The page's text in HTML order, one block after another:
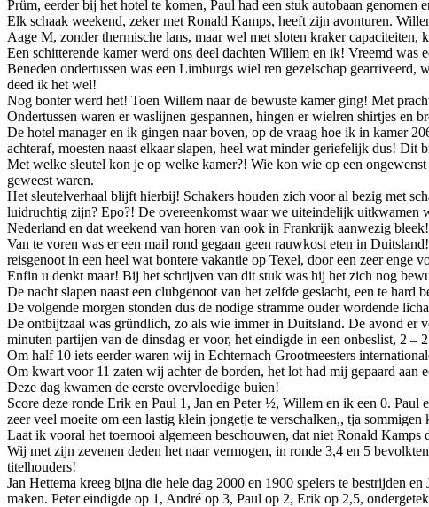
Prüm, eerder bij het hotel te komen, Paul had een stuk autobaan
Elk schaak weekend, zeker met Ronald Kamps, heeft zijn avonturen.
Aage M, zonder thermische lans, maar wel met sloten kraker capaciteiten,
Een schitterende kamer werd ons deel dachten Willem en ik! Vreemd
Beneden ondertussen was een Limburgs wiel ren gezelschap
deed ik het wel!
Nog bonter werd het! Toen Willem naar de bewuste kamer ging! Met
Ondertussen waren er waslijnen gespannen, hingen er wielren shirtjes en
De hotel manager en ik gingen naar boven, op de vraag hoe ik in kamer
achteraf, moesten naast elkaar slapen, heel wat minder geriefelijk dus! Dit
Met welke sleutel kon je op welke kamer?! Wie kon wie op een
geweest waren.
Het sleutelverhaal blijft hierbij! Schakers houden zich voor al bezig met
luidruchtig zijn? Epo?! De overeenkomst waar we uiteindelijk uitkwamen
Nederland en dat weekend van horen van ook in Frankrijk aanwezig bleek!
Van te voren was er een mail rond gegaan geen rauwkost eten in
reisgenoot in een heel wat bontere vakantie op Texel, door een zeer enge
Enfin u denkt maar! Bij het schrijven van dit stuk was hij het zich nog
De nacht slapen naast een clubgenoot van het zelfde geslacht, een te
De volgende morgen stonden dus de nodige stramme ouder wordende
De ontbijtzaal was gründlich, zo als wie immer in Duitsland. De avond er
minuten partijen van de dinsdag er voor, het eindigde in een onbeslist, 2 –
Om half 10 iets eerder waren wij in Echternach Grootmeesters
Om kwart voor 11 zaten wij achter de borden, het lot had mij gepaard
Deze dag kwamen de eerste overvloedige buien!
Score deze ronde Erik en Paul 1, Jan en Peter ½, Willem en ik een 0.
zeer veel moeite om een lastig klein jongetje te verschalken,, tja sommigen
Laat ik vooral het toernooi algemeen beschouwen, dat niet Ronald Kamps
Wij met zijn zevenen deden het naar vermogen, in ronde 3,4 en 5
titelhouders!
Jan Hettema kreeg bijna die hele dag 2000 en 1900 spelers te bestrijden
maken. Peter eindigde op 1, André op 3, Paul op 2, Erik op 2,5,